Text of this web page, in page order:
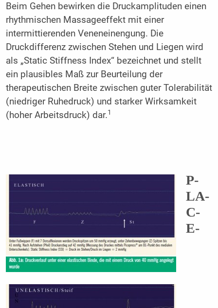
Beim Gehen bewirken die Druckamplituden einen
rhythmischen Massageeffekt mit einer
intermittierenden Veneneinengung. Die
Druckdifferenz zwischen Stehen und Liegen wird
als „Static Stiffness Index“ bezeichnet und stellt
ein plausibles Maß zur Beurteilung der
therapeutischen Breite zwischen guter Tolerabilität
(niedriger Ruhedruck) und starker Wirksamkeit
(hoher Arbeitsdruck) dar.1
P-
LA-
C-
E-